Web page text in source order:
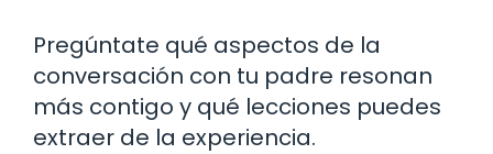
Pregúntate qué aspectos de la
conversación con tu padre resonan
más contigo y qué lecciones puedes
extraer de la experiencia.